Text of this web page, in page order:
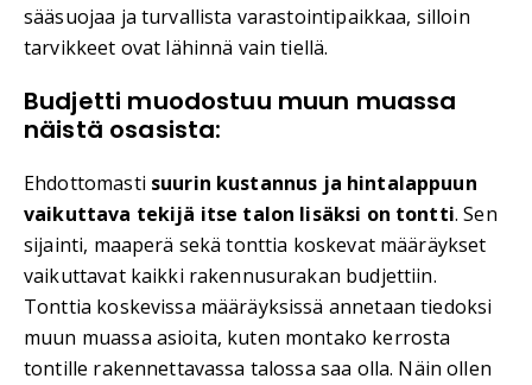
sääsuojaa ja turvallista varastointipaikkaa, silloin
tarvikkeet ovat lähinnä vain tiellä.
Budjetti muodostuu muun muassa
näistä osasista:
Ehdottomasti suurin kustannus ja hintalappuun
vaikuttava tekijä itse talon lisäksi on tontti. Sen
sijainti, maaperä sekä tonttia koskevat määräykset
vaikuttavat kaikki rakennusurakan budjettiin.
Tonttia koskevissa määräyksissä annetaan tiedoksi
muun muassa asioita, kuten montako kerrosta
tontille rakennettavassa talossa saa olla. Näin ollen